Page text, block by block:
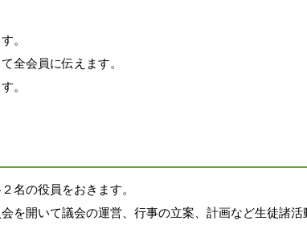
。
全会員に伝えます。
。
名の役員をおき ます。
を開いて議会の運営、行事の立案、計画など生徒諸活